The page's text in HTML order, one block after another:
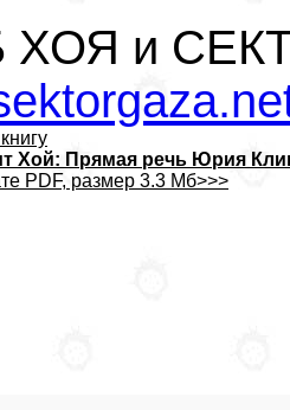
ХОЯ и
Хой: Прямая речь Юрия
PDF, размер 3.3 Мб>>>